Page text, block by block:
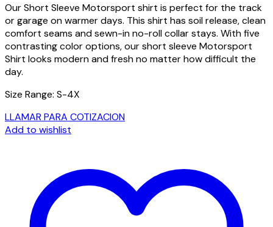
Our Short Sleeve Motorsport shirt is perfect for the track
or garage on warmer days. This shirt has soil release, clean
comfort seams and sewn-in no-roll collar stays. With five
contrasting color options, our short sleeve Motorsport
Shirt looks modern and fresh no matter how difficult the
day.
Size Range: S-4X
LLAMAR PARA COTIZACION
Add to wishlist